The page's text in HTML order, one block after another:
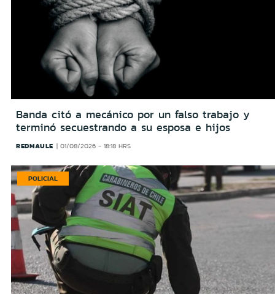
Banda citó a mecánico por un falso trabajo y
terminó secuestrando a su esposa e hijos
REDMAULE 01/08/2026 - 18:18 HRS
POLICIAL